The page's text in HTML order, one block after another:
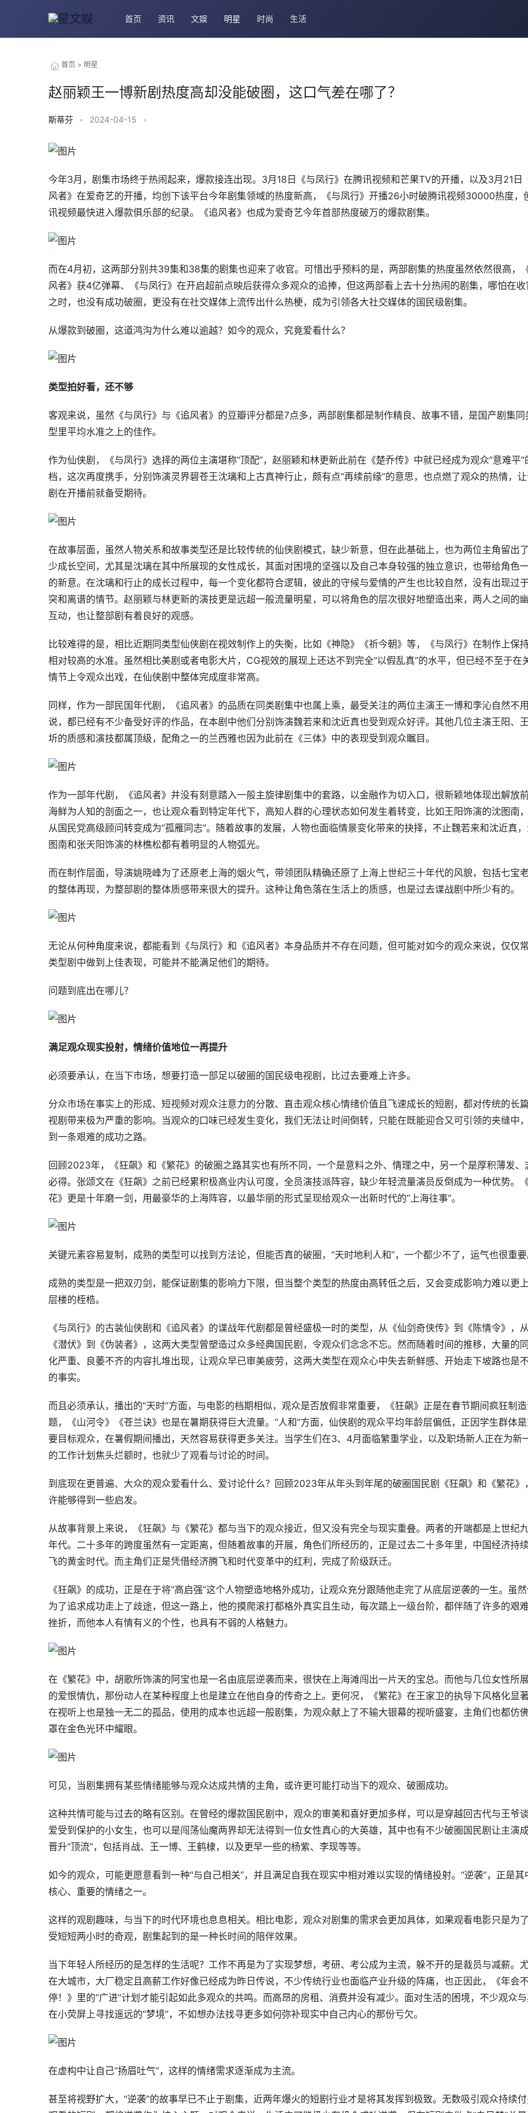
首页 资讯 文娱 明星 时尚 生活
首页 > 明星
赵丽颖王一博新剧热度高却没能破圈，这口气差在哪了？
斯蒂芬 • 2024-04-15 •
今年3月，剧集市场终于热闹起来，爆款接连出现。3月18日《与凤行》在腾讯视频和芒果TV的开播，以及3月21日
风者》在爱奇艺的开播，均创下该平台今年剧集领域的热度新高，《与凤行》开播26小时破腾讯视频30000热度，
讯视频最快进入爆款俱乐部的纪录。《追风者》也成为爱奇艺今年首部热度破万的爆款剧集。
而在4月初，这两部分别共39集和38集的剧集也迎来了收官。可惜出乎预料的是，两部剧集的热度虽然依然很高，
风者》获4亿弹幕、《与凤行》在开启超前点映后获得众多观众的追捧，但这两部看上去十分热闹的剧集，哪怕在收
之时，也没有成功破圈，更没有在社交媒体上流传出什么热梗，成为引领各大社交媒体的国民级剧集。
从爆款到破圈，这道鸿沟为什么难以逾越？如今的观众，究竟爱看什么？
类型拍好看，还不够
客观来说，虽然《与凤行》与《追风者》的豆瓣评分都是7点多，两部剧集都是制作精良、故事不错，是国产剧集同
型里平均水准之上的佳作。
作为仙侠剧，《与凤行》选择的两位主演堪称“顶配”，赵丽颖和林更新此前在《楚乔传》中就已经成为观众“意难平”
档，这次再度携手，分别饰演灵界碧苍王沈璃和上古真神行止，颇有点“再续前缘”的意思，也点燃了观众的热情，
剧在开播前就备受期待。
在故事层面，虽然人物关系和故事类型还是比较传统的仙侠剧模式，缺少新意，但在此基础上，也为两位主角留出
少成长空间，尤其是沈璃在其中所展现的女性成长，其面对困境的坚强以及自己本身较强的独立意识，也带给角色
的新意。在沈璃和行止的成长过程中，每一个变化都符合逻辑，彼此的守候与爱情的产生也比较自然，没有出现过
突和离谱的情节。赵丽颖与林更新的演技更是远超一般流量明星，可以将角色的层次很好地塑造出来，两人之间的
互动，也让整部剧有着良好的观感。
比较难得的是，相比近期同类型仙侠剧在视效制作上的失衡，比如《神隐》《祈今朝》等，《与凤行》在制作上保
相对较高的水准。虽然相比美剧或者电影大片，CG视效的展现上还达不到完全“以假乱真”的水平，但已经不至于在
情节上令观众出戏，在仙侠剧中整体完成度非常高。
同样，作为一部民国年代剧，《追风者》的品质在同类剧集中也属上乘，最受关注的两位主演王一博和李沁自然不用
说，都已经有不少备受好评的作品，在本剧中他们分别饰演魏若来和沈近真也受到观众好评。其他几位主演王阳、
圻的质感和演技都属顶级，配角之一的兰西雅也因为此前在《三体》中的表现受到观众瞩目。
作为一部年代剧，《追风者》并没有刻意踏入一般主旋律剧集中的套路，以金融作为切入口，很新颖地体现出解放
海鲜为人知的剖面之一，也让观众看到特定年代下，高知人群的心理状态如何发生着转变，比如王阳饰演的沈图南
从国民党高级顾问转变成为“孤雁同志”。随着故事的发展，人物也面临情景变化带来的抉择，不止魏若来和沈近真
图南和张天阳饰演的林樵松都有着明显的人物弧光。
而在制作层面，导演姚晓峰为了还原老上海的烟火气，带领团队精确还原了上海上世纪三十年代的风貌，包括七宝
的整体再现，为整部剧的整体质感带来很大的提升。这种让角色落在生活上的质感，也是过去谍战剧中所少有的。
无论从何种角度来说，都能看到《与凤行》和《追风者》本身品质并不存在问题，但可能对如今的观众来说，仅仅
类型剧中做到上佳表现，可能并不能满足他们的期待。
问题到底出在哪儿？
满足观众现实投射，情绪价值地位一再提升
必须要承认，在当下市场，想要打造一部足以破圈的国民级电视剧，比过去要难上许多。
分众市场在事实上的形成、短视频对观众注意力的分散、直击观众核心情绪价值且飞速成长的短剧，都对传统的长
视剧带来极为严重的影响。当观众的口味已经发生变化，我们无法让时间倒转，只能在既能迎合又可引领的夹缝中
到一条艰难的成功之路。
回顾2023年，《狂飙》和《繁花》的破圈之路其实也有所不同，一个是意料之外、情理之中，另一个是厚积薄发、
必得。张颂文在《狂飙》之前已经累积极高业内认可度，全员演技派阵容，缺少年轻流量演员反倒成为一种优势。
花》更是十年磨一剑，用最豪华的上海阵容，以最华丽的形式呈现给观众一出新时代的“上海往事”。
关键元素容易复制，成熟的类型可以找到方法论，但能否真的破圈，“天时地利人和”，一个都少不了，运气也很重要
成熟的类型是一把双刃剑，能保证剧集的影响力下限，但当整个类型的热度由高转低之后，又会变成影响力难以更
层楼的桎梏。
《与凤行》的古装仙侠剧和《追风者》的谍战年代剧都是曾经盛极一时的类型，从《仙剑奇侠传》到《陈情令》，从
《潜伏》到《伪装者》，这两大类型曾塑造过众多经典国民剧，令观众们念念不忘。然而随着时间的推移，大量的
化严重、良萎不齐的内容扎堆出现，让观众早已审美疲劳，这两大类型在观众心中失去新鲜感、开始走下坡路也是
的事实。
而且必须承认，播出的“天时”方面，与电影的档期相似，观众是否放假非常重要，《狂飙》正是在春节期间疯狂制
题，《山河令》《苍兰诀》也是在暑期获得巨大流量。“人和”方面，仙侠剧的观众平均年龄层偏低，正因学生群体
要目标观众，在暑假期间播出，天然容易获得更多关注。当学生们在3、4月面临繁重学业，以及职场新人正在为新
的工作计划焦头烂额时，也就少了观看与讨论的时间。
到底现在更普遍、大众的观众爱看什么、爱讨论什么？回顾2023年从年头到年尾的破圈国民剧《狂飙》和《繁花》
许能够得到一些启发。
从故事背景上来说，《狂飙》与《繁花》都与当下的观众接近，但又没有完全与现实重叠。两者的开端都是上世纪
年代。二十多年的跨度虽然有一定距离，但随着故事的开展，角色们所经历的，正是过去二十多年里，中国经济持
飞的黄金时代。而主角们正是凭借经济腾飞和时代变革中的红利，完成了阶级跃迁。
《狂飙》的成功，正是在于将“高启强”这个人物塑造地格外成功，让观众充分跟随他走完了从底层逆袭的一生。虽
为了追求成功走上了歧途，但这一路上，他的摸爬滚打都格外真实且生动，每次踏上一级台阶，都伴随了许多的艰
挫折，而他本人有情有义的个性，也具有不弱的人格魅力。
在《繁花》中，胡歌所饰演的阿宝也是一名由底层逆袭而来，很快在上海滩闯出一片天的宝总。而他与几位女性所
的爱恨情仇，那份动人在某种程度上也是建立在他自身的传奇之上。更何况，《繁花》在王家卫的执导下风格化显著
在视听上也是独一无二的孤品，使用的成本也远超一般剧集，为观众献上了不输大银幕的视听盛宴，主角们也都仿
罩在金色光环中耀眼。
可见，当剧集拥有某些情绪能够与观众达成共情的主角，或许更可能打动当下的观众、破圈成功。
这种共情可能与过去的略有区别。在曾经的爆款国民剧中，观众的审美和喜好更加多样，可以是穿越回古代与王爷
爱受到保护的小女生，也可以是闯荡仙魔两界却无法得到一位女性真心的大英雄，其中也有不少破圈国民剧让主演
晋升“顶流”，包括肖战、王一博、王鹤棣，以及更早一些的杨紫、李现等等。
如今的观众，可能更愿意看到一种“与自己相关”，并且满足自我在现实中相对难以实现的情绪投射。“逆袭”，正是其
核心、重要的情绪之一。
这样的观剧趣味，与当下的时代环境也息息相关。相比电影，观众对剧集的需求会更加具体，如果观看电影只是为
受短短两小时的奇观，剧集起到的是一种长时间的陪伴效果。
当下年轻人所经历的是怎样的生活呢？工作不再是为了实现梦想，考研、考公成为主流，躲不开的是裁员与减薪。
在大城市，大厂稳定且高薪工作好像已经成为昨日传说，不少传统行业也面临产业升级的阵痛，也正因此，《年会
停！》里的“广进”计划才能引起如此多观众的共鸣。而高昂的房租、消费并没有减少。面对生活的困境，不少观众
在小荧屏上寻找遥远的“梦境”，不如想办法找寻更多如何弥补现实中自己内心的那份亏欠。
在虚构中让自己“扬眉吐气”，这样的情绪需求逐渐成为主流。
甚至将视野扩大，“逆袭”的故事早已不止于剧集，近两年爆火的短剧行业才是将其发挥到极致。无数吸引观众持续